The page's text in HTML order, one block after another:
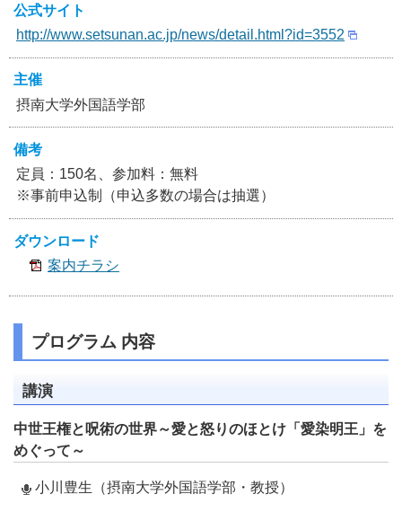
公式サイト
http://www.setsunan.ac.jp/news/detail.html?id=3552
主催
摂南大学外国語学部
備考
定員：150名、参加料：無料
※事前申込制（申込多数の場合は抽選）
ダウンロード
案内チラシ
プログラム 内容
講演
中世王権と呪術の世界～愛と怒りのほとけ「愛染明王」を
めぐって～
小川豊生（摂南大学外国語学部・教授）